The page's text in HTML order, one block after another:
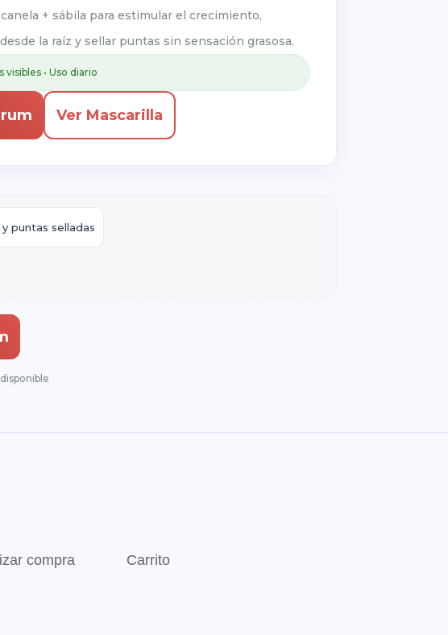
+ sábila para estimular el crecimiento,
la raíz y sellar puntas sin sensación grasosa.
visibles • Uso diario
Ver Mascarilla
puntas selladas
compra Carrito